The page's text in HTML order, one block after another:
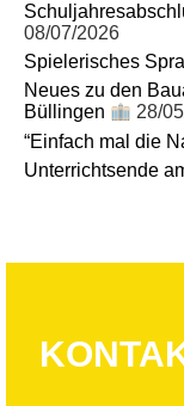
08/07/2026
Spielerisches
Neues zu den
Büllingen
28/
“Einfach mal die
Unterrichtsende